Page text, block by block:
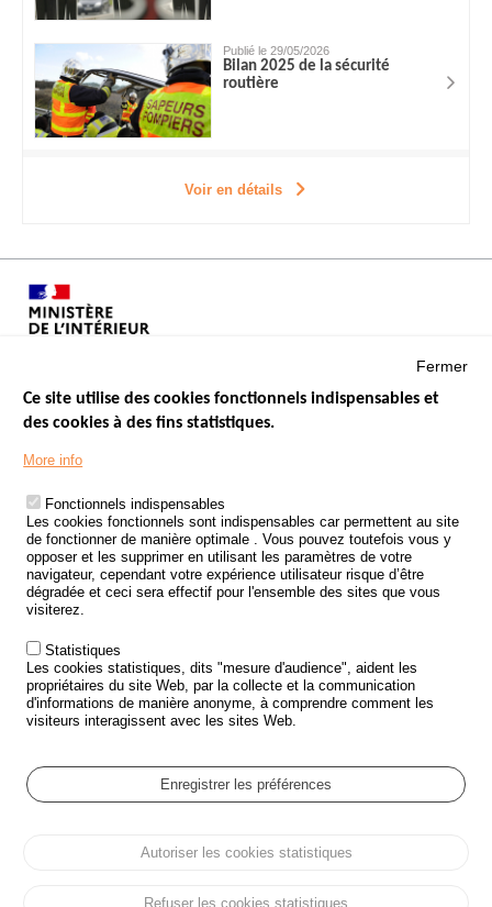
Publié le 29/05/2026
Bilan 2025 de la sécurité
routière
Voir en détails
Menu
Footer
LES SITES PUBLICS
ÉTAT DE L’INSÉCURITÉ ROUTIÈRE
TRAITEMENT DES DONNÉES PERSONNELLES DES ACCIDENTS DE
LA ROUTE
ETUDES ET RECHERCHES
APPEL À PROJETS
POLITIQUE DE SÉCURITÉ ROUTIÈRE
Outils
AGENDA
GLOSSAIRE
Cookie settings
Protection des données personnelles et Cookies
Fermer
Ce site utilise des cookies fonctionnels indispensables et
des cookies à des fins statistiques.
More info
Fonctionnels indispensables
Les cookies fonctionnels sont indispensables car permettent au site
de fonctionner de manière optimale . Vous pouvez toutefois vous y
opposer et les supprimer en utilisant les paramètres de votre
navigateur, cependant votre expérience utilisateur risque d’être
dégradée et ceci sera effectif pour l'ensemble des sites que vous
visiterez.
Statistiques
Les cookies statistiques, dits "mesure d'audience", aident les
propriétaires du site Web, par la collecte et la communication
d'informations de manière anonyme, à comprendre comment les
visiteurs interagissent avec les sites Web.
Enregistrer les préférences
Autoriser les cookies statistiques
Refuser les cookies statistiques